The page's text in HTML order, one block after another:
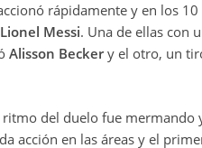
rápidamente y en los
Lionel Messi. Una de ellas con
Alisson Beckery el otro, un
del duelo fue mermando
acción en las áreas y el